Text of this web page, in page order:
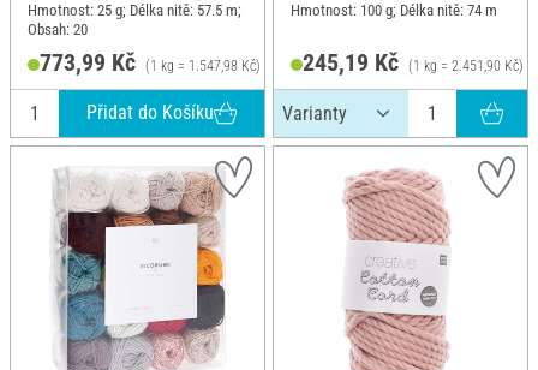
Hmotnost: 25 g; Délka nitě: 57.5 m;
Obsah: 20
773,99 Kč (1 kg = 1.547,98 Kč)
Přidat do Košíku
Hmotnost: 100 g; Délka nitě: 74 m
245,19 Kč (1 kg = 2.451,90 Kč)